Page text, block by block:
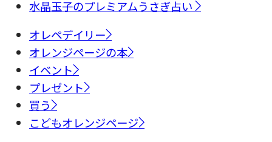
水晶玉子のプレミアムうさぎ占い
オレペデイリー
オレンジページの本
イベント
プレゼント
買う
こどもオレンジページ